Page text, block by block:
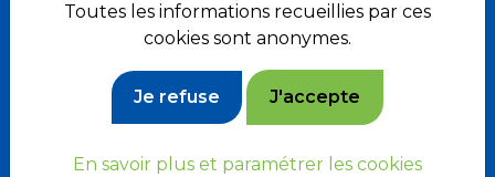
Toutes les informations recueillies par ces
cookies sont anonymes.
Je refuse J'accepte
En savoir plus et paramétrer les cookies